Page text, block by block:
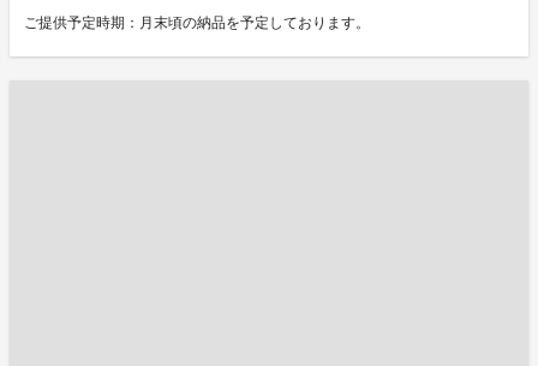
ご提供予定時期：月末頃の納品を予定しております。